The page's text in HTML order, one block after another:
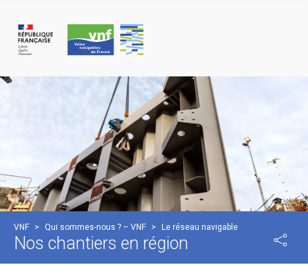
VNF > Qui sommes-nous ? – VNF > Le réseau navigable
Nos chantiers en région